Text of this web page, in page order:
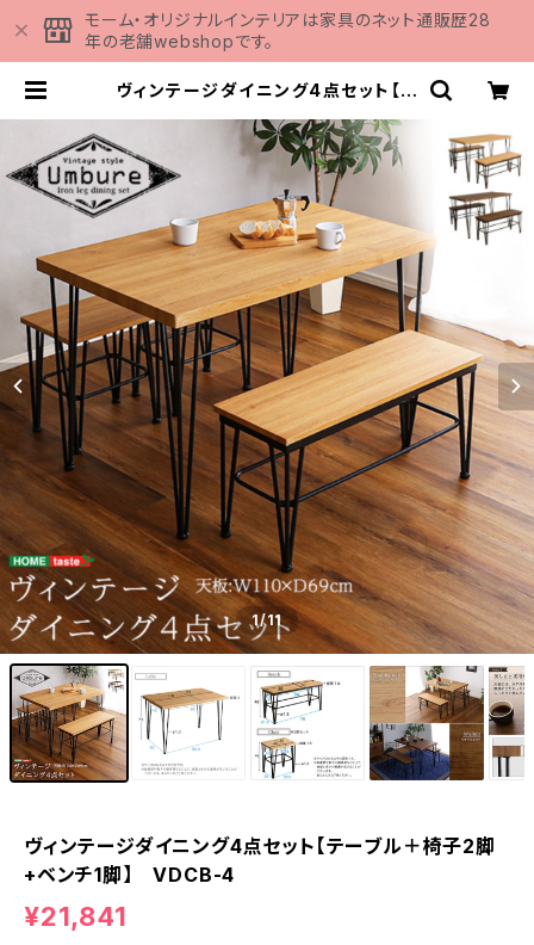
モーム・オリジナルインテリアは家具のネット通販歴28
年の老舗webshopです。
ヴィンテージダイニング4点セット【テ
CB-4 | 家具の通販専門店 MOMU
1/11
ヴィンテージダイニング4点セット【テーブル＋椅子2脚
+ベンチ1脚】 VDCB-4
¥21,841